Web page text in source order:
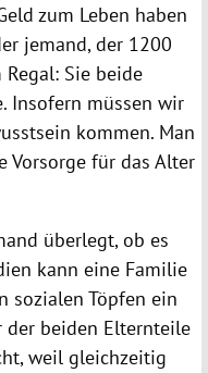
zum Leben haben
jemand, der 1200
Sie beide
Insofern müssen wir
kommen. Man
Vorsorge für das Alter
überlegt, ob es
kann eine Familie
sozialen Töpfen ein
der beiden Elternteile
weil gleichzeitig